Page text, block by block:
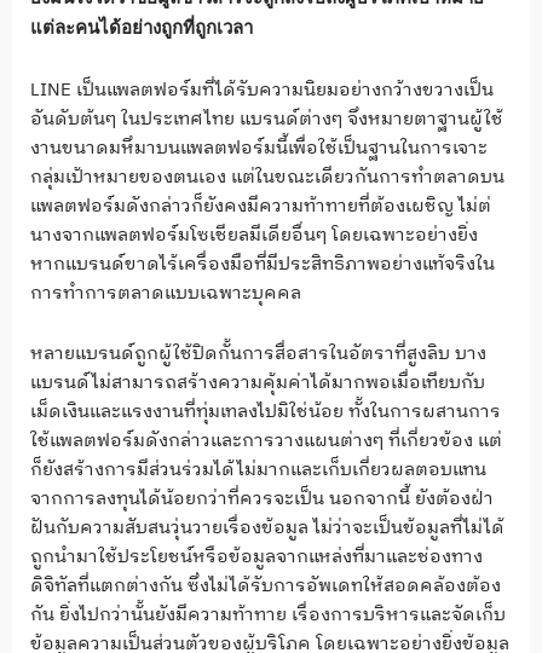
แต่ละคนได้อย่างถูกที่ถูกเวลา
LINE เป็นแพลตฟอร์มที่ได้รับความนิยมอย่างกว้างขวางเป็น
อันดับต้นๆ ในประเทศไทย แบรนด์ต่างๆ จึงหมายตาฐานผู้ใช้
งานขนาดมหึมาบนแพลตฟอร์มนี้เพื่อใช้เป็นฐานในการเจาะ
กลุ่มเป้าหมายของตนเอง แต่ในขณะเดียวกันการทำตลาดบน
แพลตฟอร์มดังกล่าวก็ยังคงมีความท้าทายที่ต้องเผชิญ ไม่ต่
นางจากแพลตฟอร์มโซเชียลมีเดียอื่นๆ โดยเฉพาะอย่างยิ่ง
หากแบรนด์ขาดไร้เครื่องมือที่มีประสิทธิภาพอย่างแท้จริงใน
การทำการตลาดแบบเฉพาะบุคคล
หลายแบรนด์ถูกผู้ใช้ปิดกั้นการสื่อสารในอัตราที่สูงลิบ บาง
แบรนด์ไม่สามารถสร้างความคุ้มค่าได้มากพอเมื่อเทียบกับ
เม็ดเงินและแรงงานที่ทุ่มเทลงไปมิใช่น้อย ทั้งในการผสานการ
ใช้แพลตฟอร์มดังกล่าวและการวางแผนต่างๆ ที่เกี่ยวข้อง แต่
ก็ยังสร้างการมีส่วนร่วมได้ไม่มากและเก็บเกี่ยวผลตอบแทน
จากการลงทุนได้น้อยกว่าที่ควรจะเป็น นอกจากนี้ ยังต้องฝ่า
ฝันกับความสับสนวุ่นวายเรื่องข้อมูล ไม่ว่าจะเป็นข้อมูลที่ไม่ได้
ถูกนำมาใช้ประโยชน์หรือข้อมูลจากแหล่งที่มาและช่องทาง
ดิจิทัลที่แตกต่างกัน ซึ่งไม่ได้รับการอัพเดทให้สอดคล้องต้อง
กัน ยิ่งไปกว่านั้นยังมีความท้าทาย เรื่องการบริหารและจัดเก็บ
ข้อมูลความเป็นส่วนตัวของผู้บริโภค โดยเฉพาะอย่างยิ่งข้อมูล